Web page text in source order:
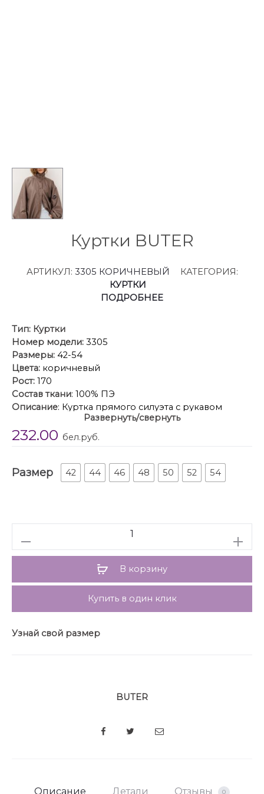
Куртки BUTER
АРТИКУЛ: 3305 КОРИЧНЕВЫЙ
КАТЕГОРИЯ:
КУРТКИ
ПОДРОБНЕЕ
Тип: Куртки
Номер модели: 3305
Размеры: 42-54
Цвета: коричневый
Рост: 170
Состав ткани: 100% ПЭ
Описание: Куртка прямого силуэта с рукавом
реглан внизу на притачной планке со вставленной
в него резинкой. Полочка с центральной застёжкой
вставлена резинка с фиксатором. Воротник-стойка
с застежкой на петли-пуговицы. Куртка из
Развернуть/свернуть
232.00 бел.руб.
Размер 42 44 46 48 50 52 54
В корзину
Купить в один клик
Узнай свой размер
BUTER
SHARE
Описание Детали Отзывы 0